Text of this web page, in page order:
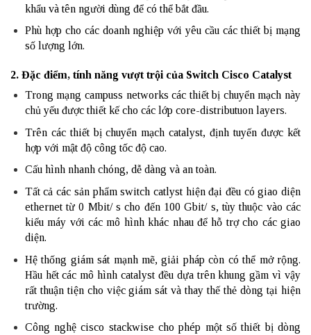
khẩu và tên người dùng để có thể bắt đầu.
Phù hợp cho các doanh nghiệp với yêu cầu các thiết bị mạng
số lượng lớn.
2. Đặc điểm, tính năng vượt trội của Switch Cisco Catalyst
Trong mạng campuss networks các thiết bị chuyển mạch này
chủ yếu được thiết kế cho các lớp core-distributuon layers.
Trên các thiết bị chuyển mạch catalyst, định tuyến được kết
hợp với mật độ công tốc độ cao.
Cấu hình nhanh chóng, dễ dàng và an toàn.
Tất cả các sản phẩm switch catlyst hiện đại đều có giao diện
ethernet từ 0 Mbit/ s cho đến 100 Gbit/ s, tùy thuộc vào các
kiểu máy với các mô hình khác nhau để hỗ trợ cho các giao
diện.
Hệ thống giám sát mạnh mẽ, giải pháp còn có thể mở rộng.
Hầu hết các mô hình catalyst đều dựa trên khung gầm vì vậy
rất thuận tiện cho việc giám sát và thay thế thẻ dòng tại hiện
trường.
Công nghệ cisco stackwise cho phép một số thiết bị dòng